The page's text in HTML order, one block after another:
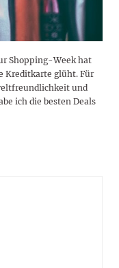
Shopping-Week hat
Kreditkarte glüht. Für
und
ich die besten Deals